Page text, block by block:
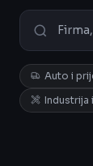
Auto i
Industrija